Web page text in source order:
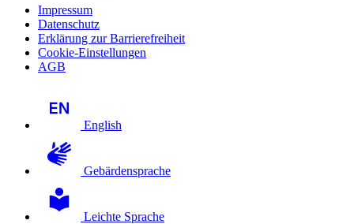
Impressum
Datenschutz
Erklärung zur Barrierefreiheit
Cookie-Einstellungen
AGB
English
Gebärdensprache
Leichte Sprache